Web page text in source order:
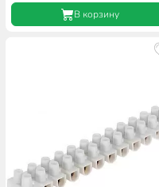
В корзину